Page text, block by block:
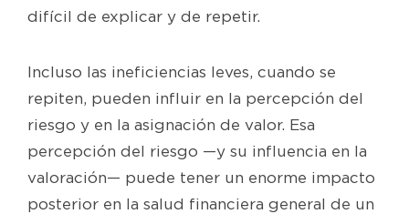
difícil de explicar y de repetir.
Incluso las ineficiencias leves, cuando se
repiten, pueden influir en la percepción del
riesgo y en la asignación de valor. Esa
percepción del riesgo —y su influencia en la
valoración— puede tener un enorme impacto
posterior en la salud financiera general de un